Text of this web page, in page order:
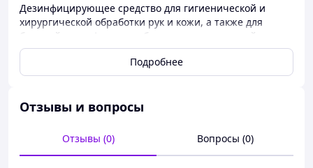
Дезинфицирующее средство для гигиенической и
хирургической обработки рук и кожи, а также для
быстрой дезинфекции небольших поверхностей,
некритичных медицинских изделий
: пропанол-1, пропанол-2, ЧАС
Свойства:
Содержит комплекс ухода за кожей, защищает кожу рук
от сухости и раздражений, сохраняет эластичность и
Подробнее
Отзывы и вопросы
Отзывы (0) Вопросы (0)